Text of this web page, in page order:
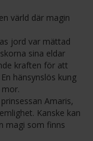
värld där magin
jord var mättad
sina eldar
kraften för att
hänsynslös kung
Amaris,
Kanske kan
magi som finns